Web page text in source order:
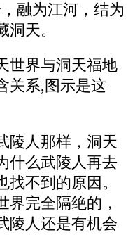
融为江河，结为
天。
世界与洞天福地
关系,图示是这
陵人那样，洞天
什么武陵人再去
不到的原因。
界完全隔绝的，
陵人还是有机会